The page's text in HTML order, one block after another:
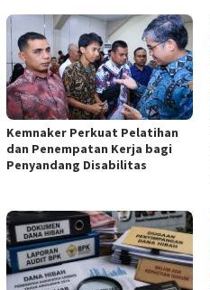
Kemnaker Perkuat Pelatihan
dan Penempatan Kerja bagi
Penyandang Disabilitas